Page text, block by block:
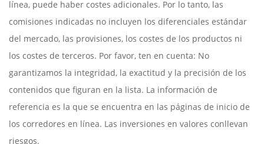
línea, puede haber costes adicionales. Por lo tanto, las
comisiones indicadas no incluyen los diferenciales estándar
del mercado, las provisiones, los costes de los productos ni
los costes de terceros. Por favor, ten en cuenta: No
garantizamos la integridad, la exactitud y la precisión de los
contenidos que figuran en la lista. La información de
referencia es la que se encuentra en las páginas de inicio de
los corredores en línea. Las inversiones en valores conllevan
riesgos.